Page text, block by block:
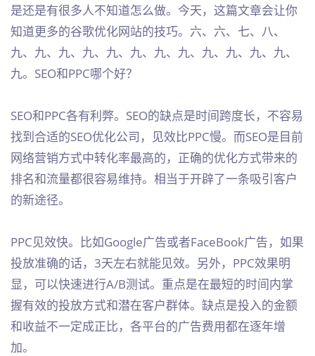
是还是有很多人不知道怎么做。今天，这篇文章会让你
知道更多的谷歌优化网站的技巧。六、六、七、八、
九、九、九、九、九、九、九、九、九、九、九、九、
九。SEO和PPC哪个好？
SEO和PPC各有利弊。SEO的缺点是时间跨度长，不容易
找到合适的SEO优化公司，见效比PPC慢。而SEO是目前
网络营销方式中转化率最高的，正确的优化方式带来的
排名和流量都很容易维持。相当于开辟了一条吸引客户
的新途径。
PPC见效快。比如Google广告或者FaceBook广告，如果
投放准确的话，3天左右就能见效。另外，PPC效果明
显，可以快速进行A/B测试。重点是在最短的时间内掌
握有效的投放方式和潜在客户群体。缺点是投入的金额
和收益不一定成正比，各平台的广告费用都在逐年增
加。